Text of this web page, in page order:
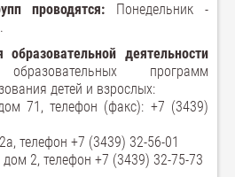
проводятся: Понедельник -
деятельности
программ
детей и взрослых:
71, телефон (факс): +7 (3439)
телефон +7 (3439) 32-56-01
2, телефон +7 (3439) 32-75-73